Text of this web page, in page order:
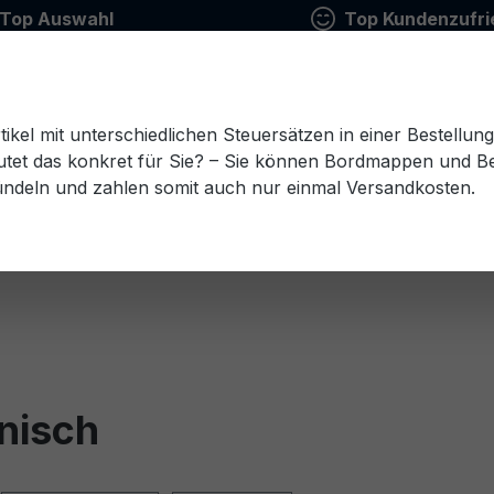
Top Auswahl Top
Estnisch Finnisch Französisch Griechisch
mit unterschiedlichen Steuersätzen in einer
das konkret für Sie? – Sie können Bordmappen und
und zahlen somit auch nur einmal Versandkosten.